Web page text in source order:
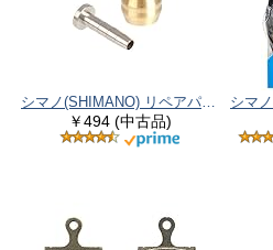
シマノ(SHIMANO) リペアパーツ オリーブ & コネクターインサート BL-RX812 BR-M8120 Y8JA98020
￥494 (中古品)